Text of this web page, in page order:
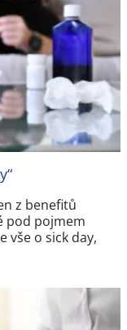
z benefitů
pod pojmem
vše o sick day,